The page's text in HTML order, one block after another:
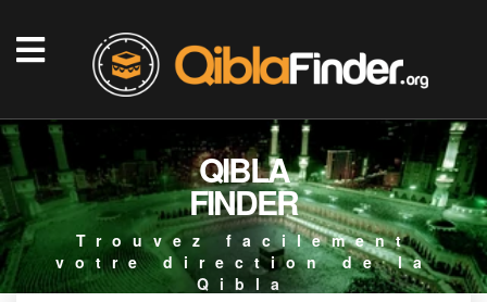
QIBLA
FINDER
Trouvez facilement
votre direction de la
Qibla